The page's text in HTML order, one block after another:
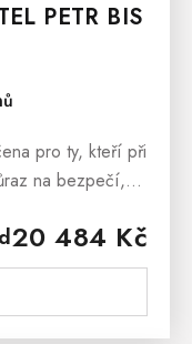
PETR BIS
20 484 Kč
pro ty, kteří při
na bezpečí,